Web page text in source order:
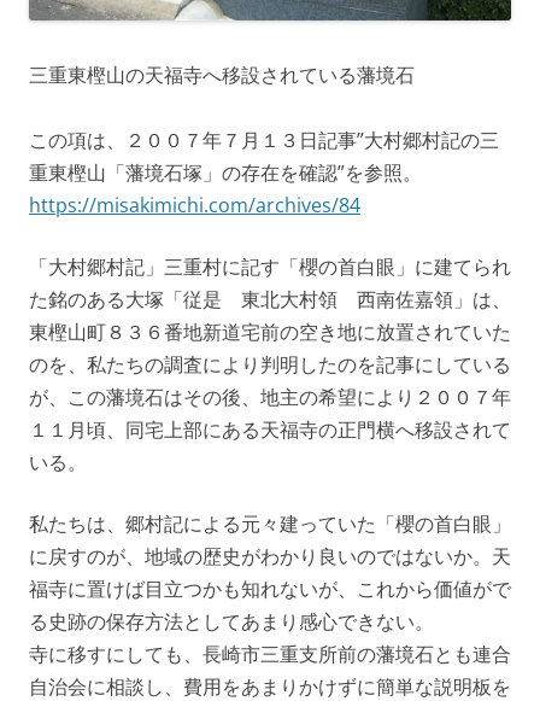
三重東樫山の天福寺へ移設されている藩境石
この項は、２００７年７月１３日記事”大村郷村記の三
重東樫山「藩境石塚」の存在を確認”を参照。
https://misakimichi.com/archives/84
「大村郷村記」三重村に記す「櫻の首白眼」に建てられ
た銘のある大塚「従是 東北大村領 西南佐嘉領」は、
東樫山町８３６番地新道宅前の空き地に放置されていた
のを、私たちの調査により判明したのを記事にしている
が、この藩境石はその後、地主の希望により２００７年
１１月頃、同宅上部にある天福寺の正門横へ移設されて
いる。
私たちは、郷村記による元々建っていた「櫻の首白眼」
に戻すのが、地域の歴史がわかり良いのではないか。天
福寺に置けば目立つかも知れないが、これから価値がで
る史跡の保存方法としてあまり感心できない。
寺に移すにしても、長崎市三重支所前の藩境石とも連合
自治会に相談し、費用をあまりかけずに簡単な説明板を